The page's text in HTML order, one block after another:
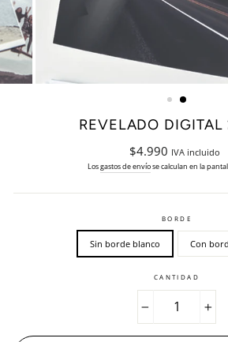
REVELADO
Precio
habitual
$4.990 IVA incluido
Losgastos de envíose calculan en la
BORDE
Sin borde blanco Con
CANTIDAD